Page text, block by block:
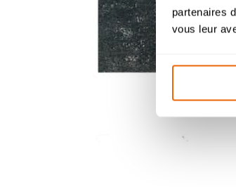
partenaires
vous leur